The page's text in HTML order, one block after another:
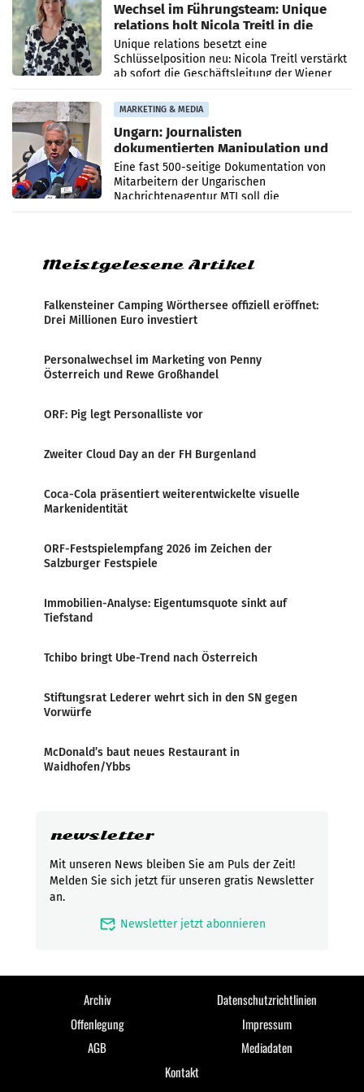
Wechsel im Führungsteam: Unique
relations holt Nicola Treitl in die
Geschäftsleitung
Unique relations besetzt eine
Schlüsselposition neu: Nicola Treitl verstärkt
ab sofort die Geschäftsleitung der Wiener
PR-Agentur an der Seite von Josef Kalina und
Anna Kalina-Mahr.
MARKETING & MEDIA
Ungarn: Journalisten
dokumentierten Manipulation und
Zensur
Eine fast 500-seitige Dokumentation von
Mitarbeitern der Ungarischen
Nachrichtenagentur MTI soll die
systematische Nachrichten-Manipulation und
Meistgelesene Artikel
Falkensteiner Camping Wörthersee offiziell eröffnet:
Drei Millionen Euro investiert
Personalwechsel im Marketing von Penny
Österreich und Rewe Großhandel
ORF: Pig legt Personalliste vor
Zweiter Cloud Day an der FH Burgenland
Coca-Cola präsentiert weiterentwickelte visuelle
Markenidentität
ORF-Festspielempfang 2026 im Zeichen der
Salzburger Festspiele
Immobilien-Analyse: Eigentumsquote sinkt auf
Tiefstand
Tchibo bringt Ube-Trend nach Österreich
Stiftungsrat Lederer wehrt sich in den SN gegen
Vorwürfe
McDonald’s baut neues Restaurant in
Waidhofen/Ybbs
newsletter
Mit unseren News bleiben Sie am Puls der Zeit!
Melden Sie sich jetzt für unseren gratis Newsletter
an.
mark_email_read Newsletter jetzt abonnieren
Archiv
Datenschutzrichtlinien
Offenlegung
Impressum
AGB
Mediadaten
Kontakt